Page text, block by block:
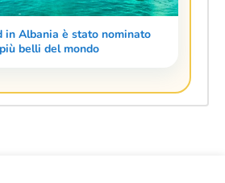
in Albania è stato nominato
belli del mondo